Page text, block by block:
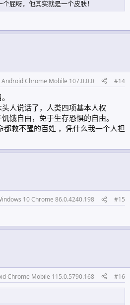
屁呀，他其实就是一个皮肤！
Android Chrome Mobile 107.0.0.0 #14
人说话了，人类四项基本人权
饿自由，免于生存恐惧的自由。
都救不醒的百姓 ，凭什么我一个人担
10 Chrome 86.0.4240.198 #15
Chrome Mobile 115.0.5790.168 #16